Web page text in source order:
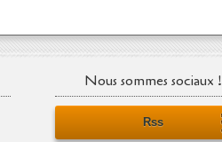
Nous sommes sociaux !
Rss